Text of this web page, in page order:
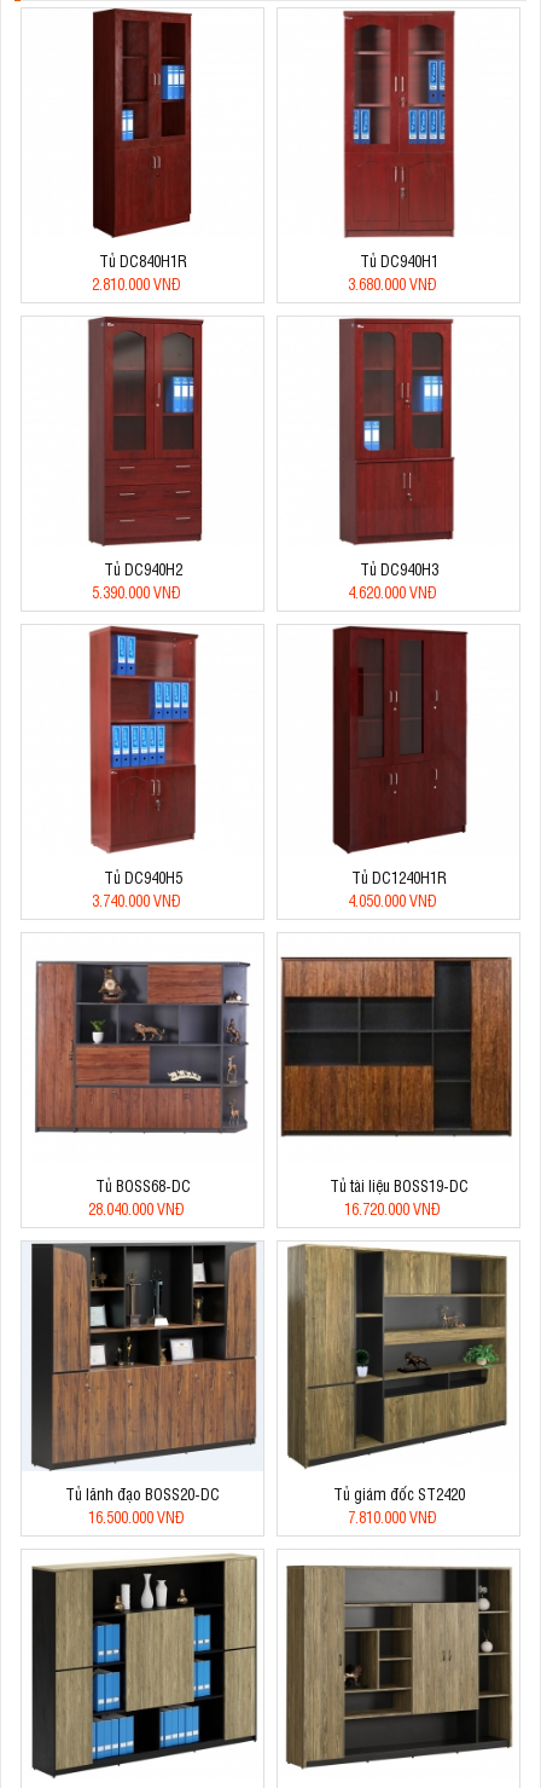
Tủ DC840H1R
2.810.000 VNĐ
Tủ DC940H1
3.680.000 VNĐ
Tủ DC940H2
5.390.000 VNĐ
Tủ DC940H3
4.620.000 VNĐ
Tủ DC940H5
3.740.000 VNĐ
Tủ DC1240H1R
4.050.000 VNĐ
Tủ BOSS68-DC
28.040.000 VNĐ
Tủ tài liệu BOSS19-DC
16.720.000 VNĐ
Tủ lãnh đạo BOSS20-DC
16.500.000 VNĐ
Tủ giám đốc ST2420
7.810.000 VNĐ